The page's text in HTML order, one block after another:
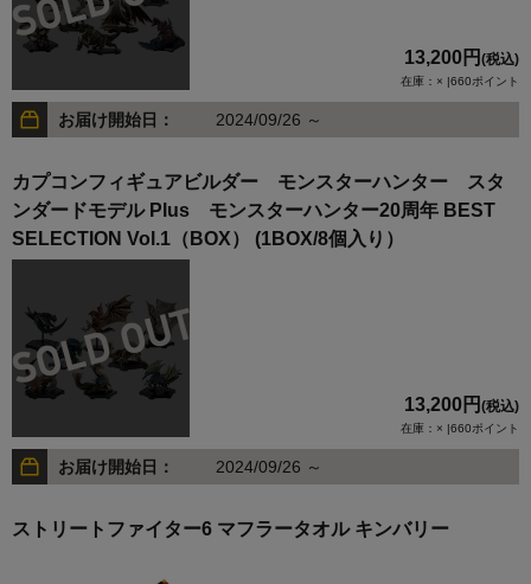
13,200円 (税込)
在庫：× |660ポイント
お届け開始日： 2024/09/26 ～
カプコンフィギュアビルダー モンスターハンター スタ
ンダードモデル Plus モンスターハンター20周年 BEST
SELECTION Vol.1（BOX） (1BOX/8個入り）
13,200円 (税込)
在庫：× |660ポイント
お届け開始日： 2024/09/26 ～
ストリートファイター6 マフラータオル キンバリー